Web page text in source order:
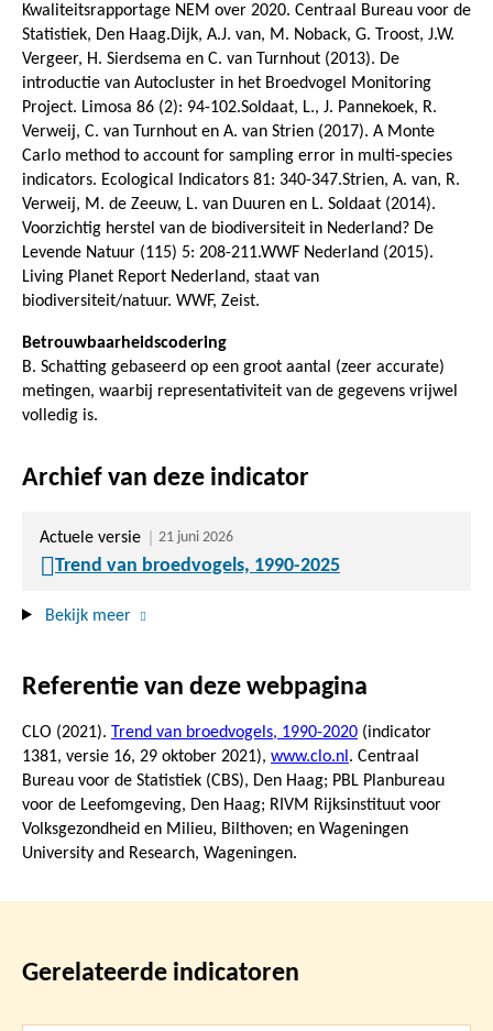
Kwaliteitsrapportage NEM over 2020. Centraal Bureau voor de
Statistiek, Den Haag.Dijk, A.J. van, M. Noback, G. Troost, J.W.
Vergeer, H. Sierdsema en C. van Turnhout (2013). De
introductie van Autocluster in het Broedvogel Monitoring
Project. Limosa 86 (2): 94-102.Soldaat, L., J. Pannekoek, R.
Verweij, C. van Turnhout en A. van Strien (2017). A Monte
Carlo method to account for sampling error in multi-species
indicators. Ecological Indicators 81: 340-347.Strien, A. van, R.
Verweij, M. de Zeeuw, L. van Duuren en L. Soldaat (2014).
Voorzichtig herstel van de biodiversiteit in Nederland? De
Levende Natuur (115) 5: 208-211.WWF Nederland (2015).
Living Planet Report Nederland, staat van
biodiversiteit/natuur. WWF, Zeist.
Betrouwbaarheidscodering
B. Schatting gebaseerd op een groot aantal (zeer accurate)
metingen, waarbij representativiteit van de gegevens vrijwel
volledig is.
Archief van deze indicator
Actuele versie 21 juni 2026
Trend van broedvogels, 1990-2025
Bekijk meer
Referentie van deze webpagina
CLO (2021). Trend van broedvogels, 1990-2020 (indicator
1381, versie 16, 29 oktober 2021), www.clo.nl . Centraal
Bureau voor de Statistiek (CBS), Den Haag; PBL Planbureau
voor de Leefomgeving, Den Haag; RIVM Rijksinstituut voor
Volksgezondheid en Milieu, Bilthoven; en Wageningen
University and Research, Wageningen.
Gerelateerde indicatoren